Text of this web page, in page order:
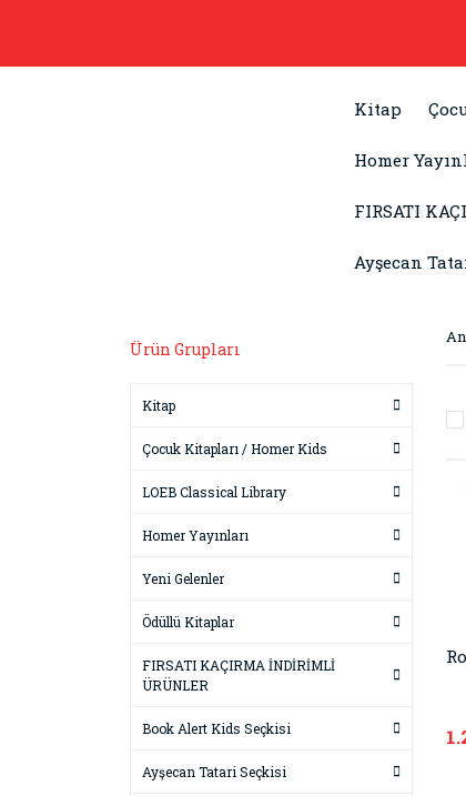
Kitap
Homer
FIRSATI
Ayşecan
Ürün Grupları
Kitap
Çocuk Kitapları / Homer Kids
LOEB Classical Library
Homer Yayınları
Yeni Gelenler
Ödüllü Kitaplar
FIRSATI KAÇIRMA İNDİRİMLİ
ÜRÜNLER
Book Alert Kids Seçkisi
Ayşecan Tatari Seçkisi